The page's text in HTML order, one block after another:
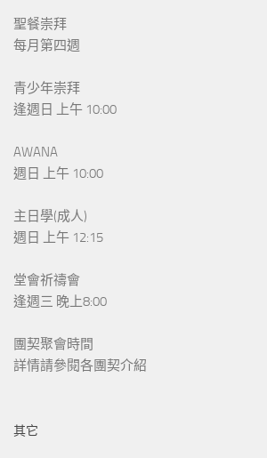
聖餐崇拜
每月第四週
青少年崇拜
逢週日 上午 10:00
AWANA
週日 上午 10:00
主日學(成人)
週日 上午 12:15
堂會祈禱會
逢週三 晚上8:00
團契聚會時間
詳情請參閱各團契介紹
其它